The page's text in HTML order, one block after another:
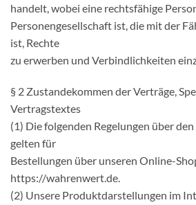
handelt, wobei eine rechtsfähige
Personengesellschaft ist, die mit der
ist, Rechte
zu erwerben und Verbindlichkeiten
§ 2 Zustandekommen der Verträge,
Vertragstextes
(1) Die folgenden Regelungen über
gelten für
Bestellungen über unseren Online-
https://wahrenwert.de.
(2) Unsere Produktdarstellungen im